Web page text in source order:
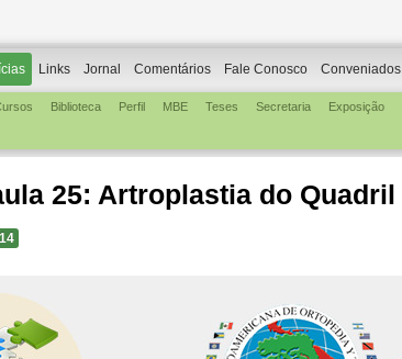
Links Jornal Comentários Fale Conosco Conveniados
Biblioteca Perfil MBE Teses Secretaria Exposição
25: Artroplastia do Quadril